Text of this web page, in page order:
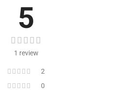
5
1 review
2
0